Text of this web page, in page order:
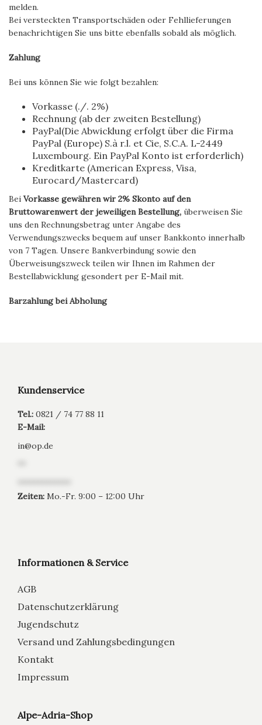
melden.
Bei versteckten Transportschäden oder Fehllieferungen
benachrichtigen Sie uns bitte ebenfalls sobald als möglich.
Zahlung
Bei uns können Sie wie folgt bezahlen:
Vorkasse (./. 2%)
Rechnung (ab der zweiten Bestellung)
PayPal(Die Abwicklung erfolgt über die Firma
PayPal (Europe) S.à r.l. et Cie, S.C.A. L-2449
Luxembourg. Ein PayPal Konto ist erforderlich)
Kreditkarte (American Express, Visa,
Eurocard/Mastercard)
Bei Vorkasse gewähren wir 2% Skonto auf den
Bruttowarenwert der jeweiligen Bestellung, überweisen Sie
uns den Rechnungsbetrag unter Angabe des
Verwendungszwecks bequem auf unser Bankkonto innerhalb
von 7 Tagen. Unsere Bankverbindung sowie den
Überweisungszweck teilen wir Ihnen im Rahmen der
Bestellabwicklung gesondert per E-Mail mit.
Barzahlung bei Abholung
Kundenservice
Tel.: 0821 / 74 77 88 11
E-Mail:
in@op.de
Zeiten: Mo.-Fr. 9:00 – 12:00 Uhr
Informationen & Service
AGB
Datenschutzerklärung
Jugendschutz
Versand und Zahlungsbedingungen
Kontakt
Impressum
Alpe-Adria-Shop